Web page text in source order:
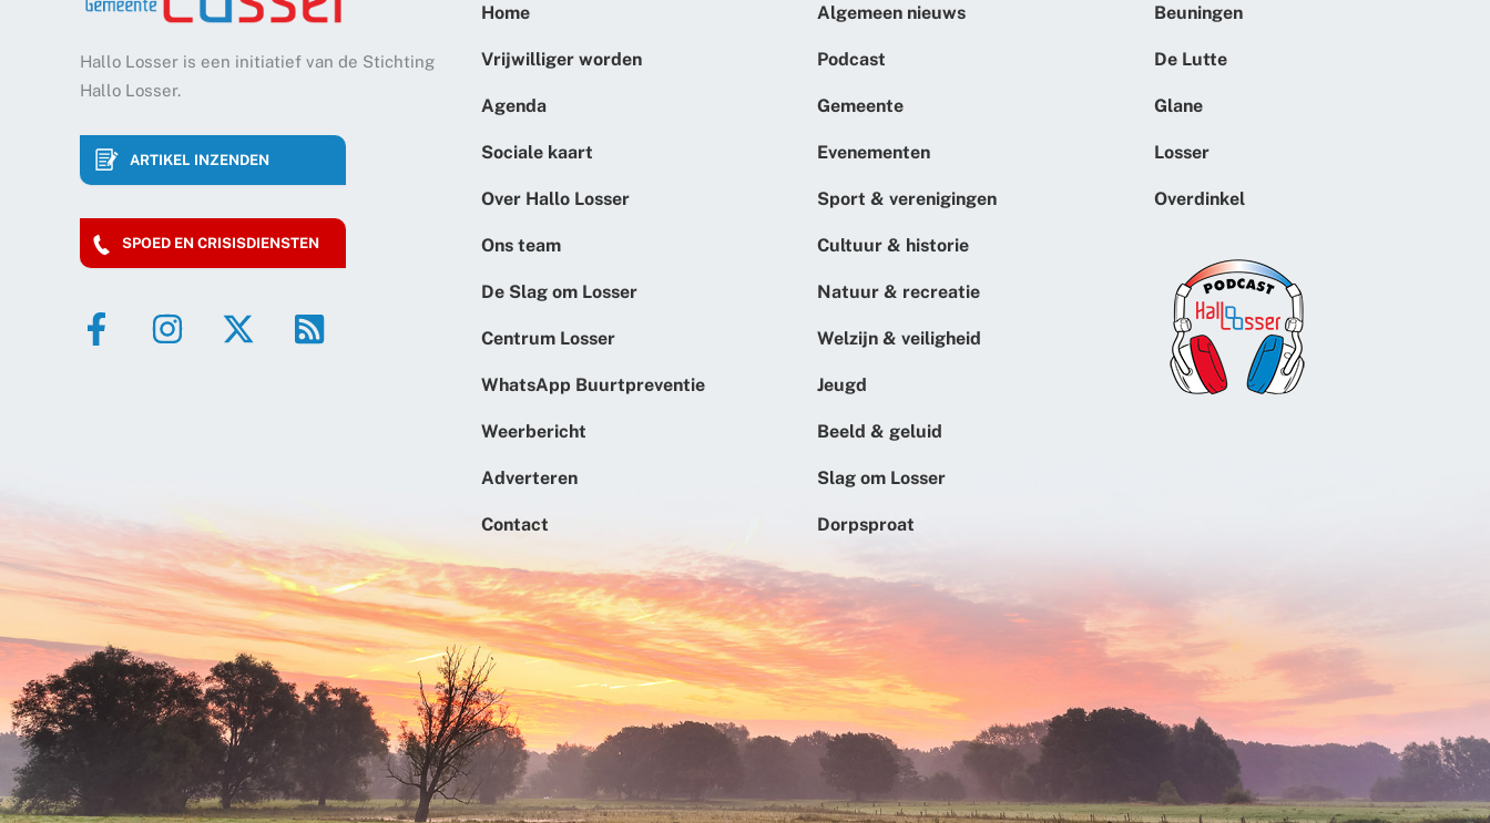
Hallo Losser is een initiatief van de Stichting
Hallo Losser.
ARTIKEL INZENDEN
SPOED EN CRISISDIENSTEN
Home
Vrijwilliger worden
Agenda
Sociale kaart
Over Hallo Losser
Ons team
De Slag om Losser
Centrum Losser
WhatsApp Buurtpreventie
Weerbericht
Adverteren
Contact
Algemeen nieuws
Podcast
Gemeente
Evenementen
Sport & verenigingen
Cultuur & historie
Natuur & recreatie
Welzijn & veiligheid
Jeugd
Beeld & geluid
Slag om Losser
Dorpsproat
Beuningen
De Lutte
Glane
Losser
Overdinkel